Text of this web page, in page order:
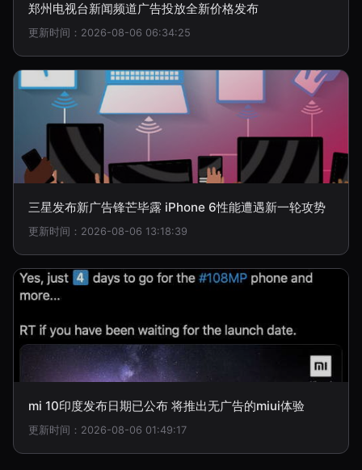
郑州电视台新闻频道广告投放全新价格发布
更新时间：2026-08-06 06:34:25
三星发布新广告锋芒毕露 iPhone 6性能遭遇新一轮攻势
更新时间：2026-08-06 13:18:39
mi 10印度发布日期已公布 将推出无广告的miui体验
更新时间：2026-08-06 01:49:17